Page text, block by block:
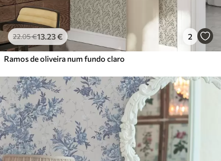
22.05€13.23€ 2
Ramos de oliveira num fundo claro